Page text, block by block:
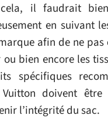
il faudrait
en suivant
afin de ne
bien encore les
spécifiques
Vuitton doivent
l’intégrité du sac.